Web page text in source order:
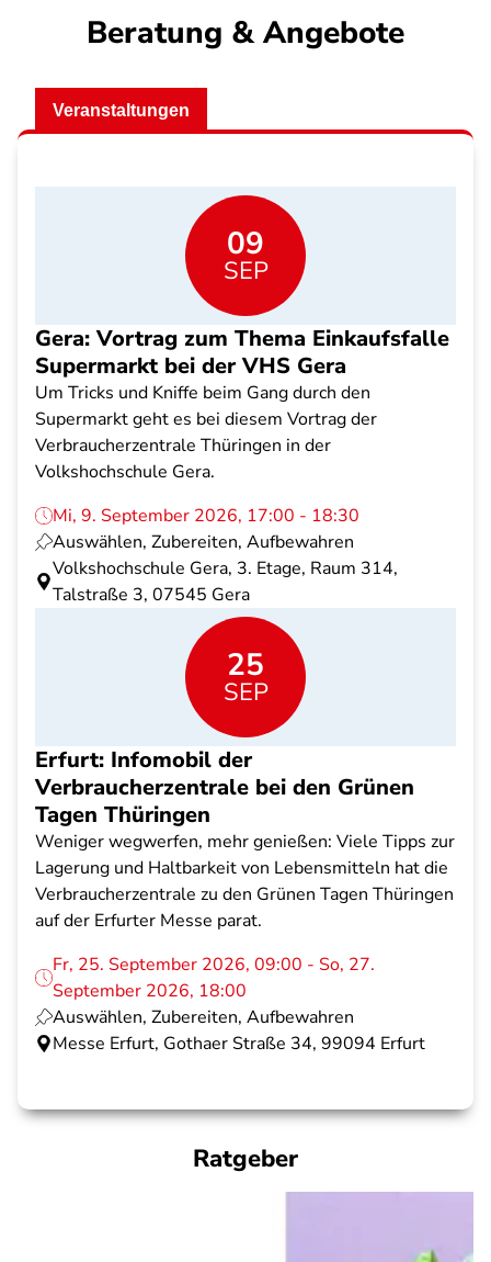
Beratung & Angebote
Veranstaltungen
09
SEP
Gera: Vortrag zum Thema Einkaufsfalle
Supermarkt bei der VHS Gera
Um Tricks und Kniffe beim Gang durch den
Supermarkt geht es bei diesem Vortrag der
Verbraucherzentrale Thüringen in der
Volkshochschule Gera.
Mi, 9. September 2026, 17:00 - 18:30
Auswählen, Zubereiten, Aufbewahren
Volkshochschule Gera, 3. Etage, Raum 314,
Talstraße 3, 07545 Gera
25
SEP
Erfurt: Infomobil der
Verbraucherzentrale bei den Grünen
Tagen Thüringen
Weniger wegwerfen, mehr genießen: Viele Tipps zur
Lagerung und Haltbarkeit von Lebensmitteln hat die
Verbraucherzentrale zu den Grünen Tagen Thüringen
auf der Erfurter Messe parat.
Fr, 25. September 2026, 09:00 - So, 27.
September 2026, 18:00
Auswählen, Zubereiten, Aufbewahren
Messe Erfurt, Gothaer Straße 34, 99094 Erfurt
Ratgeber